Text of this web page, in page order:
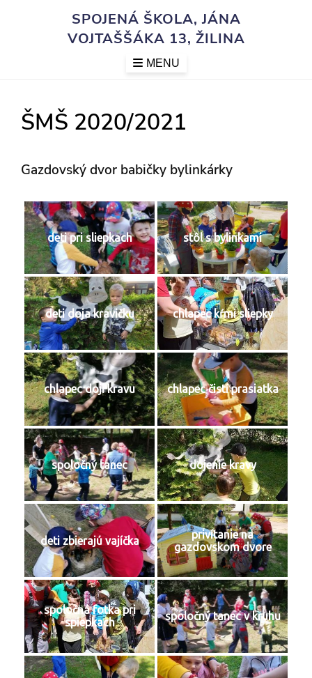
SPOJENÁ ŠKOLA, JÁNA
VOJTAŠŠÁKA 13, ŽILINA
MENU
ŠMŠ 2020/2021
Gazdovský dvor babičky bylinkárky
deti pri sliepkach stôl s bylinkami
deti doja kravičku chlapec kŕmi sliepky
chlapec dojí kravu chlapec čistí prasiatka
spoločný tanec dojenie kravy
deti zbierajú vajíčka
privítanie na
gazdovskom dvore
spoločná fotka pri
spiepkach
spoločný tanec v kruhu